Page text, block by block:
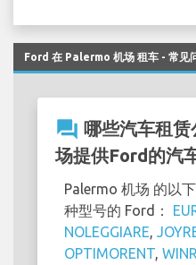
Ford 在 Palermo 机场 租车 - 常见
question_answer 哪些汽车租
场提供Ford的汽
Palermo 机场 的以
种型号的 Ford：
NOLEGGIARE
OPTIMORENT